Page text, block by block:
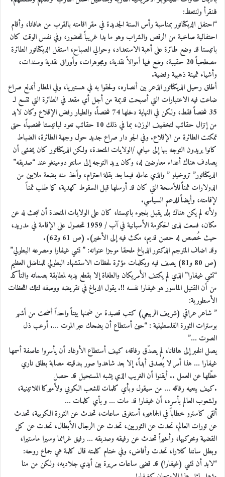
فلنقرأ ولنتعظ:
“احتفل الديكتاتور بمناسبة رأس السنة الجديدة في مقر اقامته بالقرب من هافانا، وأقام
احتفالية صاخبة من الرقص والشراب وهو ما بدا غريباً للحضور، وفي نفس الوقت كان
باتيستا قد وضع طائرة على أهبة الاستعداد، وحوالي الصباح، استقل الديكتاتور الطائرة
مصطحباً 20 حقيبة، وضع فيها أموالاً نقدية، ومجوهرات، وأوراق نقدية وسندات،
وأشياء ثمينة ذهبية وفضية.
أطلق رحيل الديكتاتور الذعر بين أنصاره، ولحقوا به في هستيريا، وفي المطار أندلع صراع
ضاعت فيه الاعتبارات التي أصبحت قديمة من أجل أي مقعد في الطائرة التي تتسع لـ
35 شخصاً فقط، ولكن في النهاية دخلها 74 شخصاً، والطيار رفض الإقلاع وكان لابد
من إنزال حقائب لتخفيف الوزن، بما في ذلك 10 حقائب تعود لباتيستا شخصياً، حتى
تمكنت الطائرة من الإقلاع. وفي الجو دار صراع جديد حول وجهة الطائرة، الضباط
كانوا يريدون التوجه بها إلى ميامي /الولايات المتحدة، ولكن الديكتاتور كان يخشى أن
يصادف هناك أعداء معارضين له، وكان يريد التوجه إلى سانتو دومينغو عند “صديقه”
الديكتاتور” تروخيلو ” والذي عامله فيما بعد بقلة احترام، وأخذ منه بضعة ملايين من
الدولارات ثمناً للأسلحة التي كان قد أرسلها قبل السقوط كهدية، كما طلب ثمناً
لإقامته، وأيضاً للدعم السياسي.
ولأنه لم يكن هناك بلد يقبل بلجوء باتيستا، كان على الولايات المتحدة أن تبحث له عن
مكان، فسعت لدى الحكومة الأسبانية في آب / 1959 للحصول على الإقامة في مدريد،
حيث خُصص له حصن قديم، مكث فيه إلى الأخير). (ص 61 و62).
وقد اضاف المترجم الدكتور الدباغ ملحقا موجزا عنوانه: ” تشي غيفارا ومصرعه البطولي”
(ص 80 و81) يصف فيه وبكلمات مؤثرة لحظات الاستشهاد البطولي للمناضل العظيم
“تشي غيفارا” الذي لم يكتف الأمريكان والطغاة إلا بقطع يديه لمطابقة بصماته والتأكد
من أن القتيل الماسور هو غيفارا نفسه !!. يقول الدباغ في تقريضه ووصفه لتلك اللحظات
الأسطورية:
” شاعر عراقي (شريف الربيعي) كتب قصيدة من ضمنها بيتاً واحداً أضحت من أشهر
بوسترات الثورة الفلسطينية : “حين أستطاع أن يضحك عبر الموت …. أرعب ذل
الصوت …”
يصل الخبر إلى هافانا، لم يصدّق رفاقه، كيف أستطاع الأوغاد أن يأسروا عاصفة أسمها
غيفارا … هذا أمر لا يُصدق أبداً، إلا بعد شاهدوا صور بندقيته مصابة بطلق ناري
عطّلها عن العمل .. أيقنوا أن الغريب الذي يشبه المستحيل قد حصل
.كيف ينعيه رفاقه … من سيقول وبأي كلمات للشعب الكوبي ولأميركا اللاتينية،
ولشعوب العالم بأسره، أن غيفارا قد مات … و بأي كلمات …
ألقى كاسترو خطاباً في الجماهير، أستغرق ساعات، تحدث عن الثورة الكوبية، تحدث
عن ثورات العالم، تحدث عن الثوريين، تحدث عن الرجال الأبطال، تحدث عن كل
القضية ومحركيها، وأخيراً تحدث عن رفيقه وصديقه … رفيق غرانما وسيرا ماستيرا،
وبطل سانتا كلارا، تحدث وأفاض، وفي ختام كلمته قال كلمة هي جماع روحه:
“لابد أن تشي (غيفارا) قد قضى ساعات مريرة بين أيدي جلاديه، ولكن من منا